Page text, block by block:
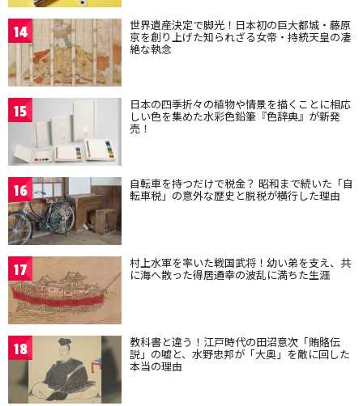
14 世界遺産決定で脚光！日本初の巨大都城・藤原
京を創り上げた知られざる女帝・持統天皇の凄
絶な執念
15 日本の四季折々の植物や情景を描くことに相応
しい色を集めた水彩色鉛筆『色辞典』が新発
売！
16 自転車を持つだけで税金？ 昭和まで続いた「自
転車税」の意外な歴史と脱税が横行した理由
17 村上水軍を率いた戦国武将！幼い弟を支え、共
に海へ散った得居通幸の波乱に満ちた生涯
18 教科書と違う！江戸時代の田沼意次「賄賂伝
説」の嘘と、水野忠邦が「大奥」を敵に回した
本当の理由